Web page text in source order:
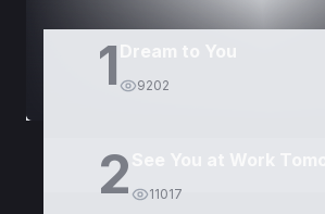
1 9202
2 11017